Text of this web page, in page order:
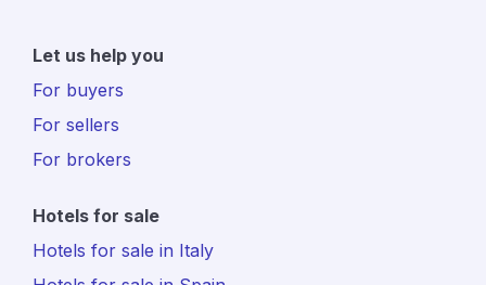
Let us help you
For buyers
For sellers
For brokers
Hotels for sale
Hotels for sale in Italy